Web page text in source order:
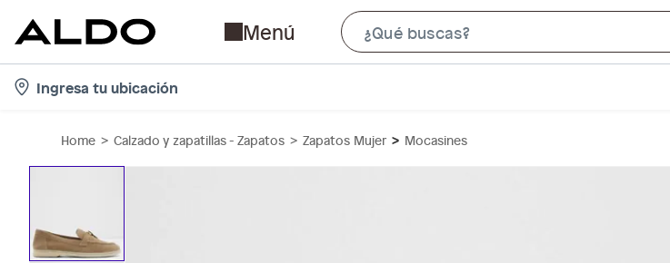
Menú
Ingresa tu ubicación
Home Calzado y zapatillas - Zapatos Zapatos Mujer Mocasines